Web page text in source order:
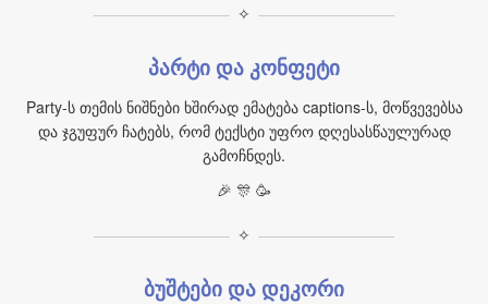
✧
პარტი და კონფეტი
Party-ს თემის ნიშნები ხშირად ემატება captions-ს, მოწვევებსა
და ჯგუფურ ჩატებს, რომ ტექსტი უფრო დღესასწაულურად
გამოჩნდეს.
🎉 🎊 🥳
✧
ბუშტები და დეკორი